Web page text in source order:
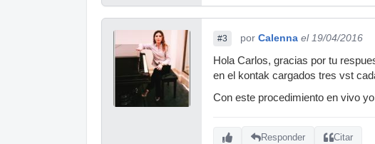
#3 por Calenna el 19/04/2016
Hola Carlos, gracias por tu
en el kontak cargados tres vst
Con este procedimiento en vivo
Responder Citar